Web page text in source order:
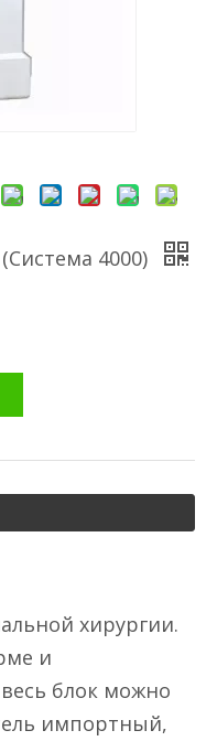
4000)
хирургии.
и
блок можно
импортный,